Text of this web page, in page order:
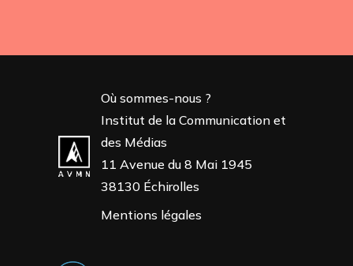
Où sommes-nous ?
Institut de la Communication et
des Médias
11 Avenue du 8 Mai 1945
38130 Échirolles
Mentions légales